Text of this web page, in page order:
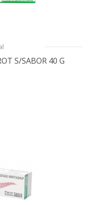
S/SABOR 40 G